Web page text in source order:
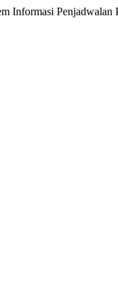
Informasi